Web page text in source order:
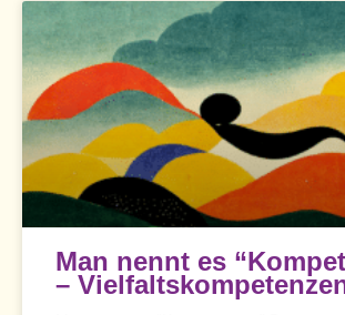
Man nennt es
–